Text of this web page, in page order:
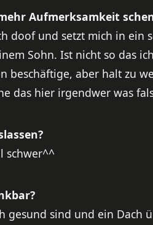
Aufmerksamkeit
doof und setzt mich in ein
Sohn. Ist nicht so das
beschäftige, aber halt zu
das hier irgendwer was
schwer^^
gesund sind und ein Dach